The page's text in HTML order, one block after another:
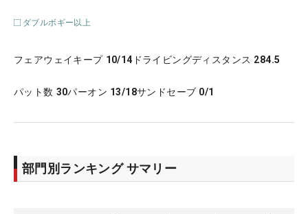
ダブルボギー以上
フェアウェイキープ 10/14 ドライビングディスタンス 284.5
パット数 30パーオン 13/18サンドセーブ 0/1
部門別ランキング サマリー